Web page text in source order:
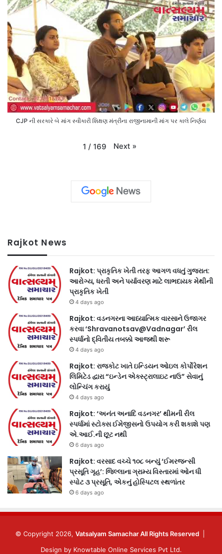
CJP ની સરકારે બે માંગ સ્વીકારી શિક્ષણ મંત્રીના રાજીનામાની માંગ પર કાલે નિર્ણય
1 / 169 Next »
Rajkot News
Rajkot: પ્રાકૃતિક ખેતી તરફ આગળ વધતું ગુજરાત:
આરોગ્ય, ધરતી અને પર્યાવરણ માટે લાભદાયક મેથીની
પ્રાકૃતિક ખેતી
4 days ago
Rajkot: વડનગરના આધ્યાત્મિક વારસાને ઉજાગર
કરવા ‘Shravanotsav@Vadnagar’ રીલ
સ્પર્ધાનો દ્વિતીય તબક્કો આજથી શરૂ
4 days ago
Rajkot: રાજકોટ ખાતે ઇન્ડિયન ઓઇલ કોર્પોરેશન
લિમિટેડ દ્વારા “ઇન્ડેન એક્સ્ટ્રાલાઇટ નાઉ” સેવાનું
લોન્ચિંગ કરાયું
4 days ago
Rajkot: ‘અનંત અનાદિ વડનગર’ થીમની રીલ
સ્પર્ધામાં સ્ટોક્સ ઈમેજીસનો ઉપયોગ કરી શકાશે પણ
એ.આઈ.ની છૂટ નથી
6 days ago
Rajkot: વરસાદ વચ્ચે ૧૦૮ બન્યું ‘ઈમરજન્સી
પ્રસૂતિ ગૃહ’: જિલ્લાના ગ્રામ્ય વિસ્તારમાં ઓન ધી
સ્પોટ ૩ પ્રસૂતિ, એકનું હોસ્પિટલ સ્થળાંતર
6 days ago
© Copyright 2026, Vatsalyam Samachar All Rights Reserved
Design by Knowtable Online Services Pvt Ltd.